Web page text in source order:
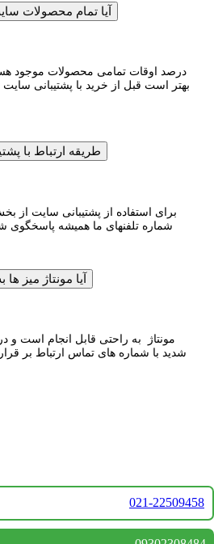
آیا تمام محصولات
طریقه ارتباط با
برای استفاده از پشتیبانی سایت از
شماره تلفنهای ما همیشه پاسخگوی شما خواهند
آیا مونتاژ میز
مونتاژ به راحتی قابل انجام است و
شدید با شماره های تماس ارتباط بر قرار
021-22509458